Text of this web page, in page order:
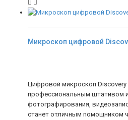
Микроскоп цифровой
Цифровой микроскоп Discovery
профессиональным штативом
фотографирования,
станет отличным помощником